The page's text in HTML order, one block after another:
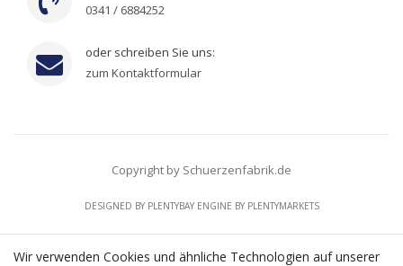
0341 / 6884252
oder schreiben Sie uns:
zum Kontaktformular
Copyright by Schuerzenfabrik.de
DESIGNED BY PLENTYBAYENGINE BY PLENTYMARKETS
Wir verwenden Cookies und ähnliche Technologien auf unserer